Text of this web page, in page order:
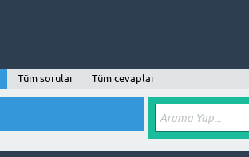
Tüm sorular Tüm cevaplar